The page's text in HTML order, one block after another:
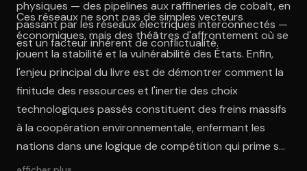
physiques — des pipelines aux raffineries de cobalt, en
passant par les réseaux électriques interconnectés —
est un facteur inhérent de conflictualité.
Ces réseaux ne sont pas de simples vecteurs
économiques, mais des théâtres d'affrontement où se
jouent la stabilité et la vulnérabilité des États. Enfin,
l'enjeu principal du livre est de démontrer comment la
finitude des ressources et l'inertie des choix
technologiques passés constituent des freins massifs
à la coopération environnementale, enfermant les
nations dans une logique de compétition qui prime sur
l'action climatique collective. C'est à travers les